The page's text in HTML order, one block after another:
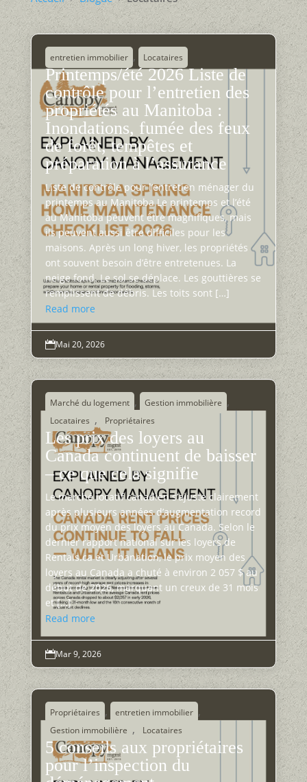
entretien immobilier , Locataires
Printemps/été 2026 Liste de
contrôle pour l’entretien des
propriétés au Manitoba :
Inondations, fumée des feux
de forêt, tempêtes et
préparation à l’assurance
Liste de contrôle pour l’entretien ménager du
printemps au Manitoba Le printemps et l’été
au Manitoba peuvent être magnifiques, mais
ils peuvent aussi être difficiles pour les
maisons. Après un long hiver, les propriétés
ont souvent besoin d’être entretenues. La
neige fond. Le sol se déplace. Les gouttières se
remplissent de débris. Les toits sont […]
Read more
Mai 20, 2026
Marché du logement , Gestion immobilière ,
Locataires , Propriétaires
Les prix des loyers au
Canada continuent de baisser
– ce que cela signifie
Le marché locatif canadien s’ajuste clairement
après plusieurs années d’augmentation record
du prix moyen des loyers au Canada. Selon le
dernier rapport national sur les loyers de
Rentals.ca et Urbanation, le prix moyen des
loyers au Canada a chuté à environ 2 057 $ au
début de 2026, marquant un creux de 31 mois
et […]
Read more
Mar 9, 2026
Propriétaires , entretien immobilier ,
Gestion immobilière , Locataires
5 conseils aux propriétaires
pour l’inspection du